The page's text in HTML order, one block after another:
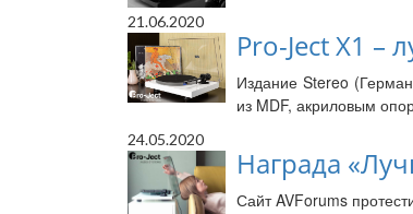
21.06.2020
Pro-Ject X1 –
Издание Stereo
из MDF, акриловым
24.05.2020
Награда
Сайт AVForums